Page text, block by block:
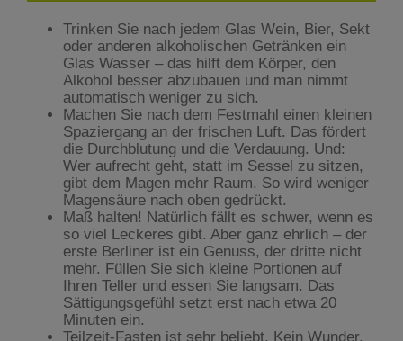
Trinken Sie nach jedem Glas Wein, Bier, Sekt
oder anderen alkoholischen Getränken ein
Glas Wasser – das hilft dem Körper, den
Alkohol besser abzubauen und man nimmt
automatisch weniger zu sich.
Machen Sie nach dem Festmahl einen kleinen
Spaziergang an der frischen Luft. Das fördert
die Durchblutung und die Verdauung. Und:
Wer aufrecht geht, statt im Sessel zu sitzen,
gibt dem Magen mehr Raum. So wird weniger
Magensäure nach oben gedrückt.
Maß halten! Natürlich fällt es schwer, wenn es
so viel Leckeres gibt. Aber ganz ehrlich – der
erste Berliner ist ein Genuss, der dritte nicht
mehr. Füllen Sie sich kleine Portionen auf
Ihren Teller und essen Sie langsam. Das
Sättigungsgefühl setzt erst nach etwa 20
Minuten ein.
Teilzeit-Fasten ist sehr beliebt. Kein Wunder,